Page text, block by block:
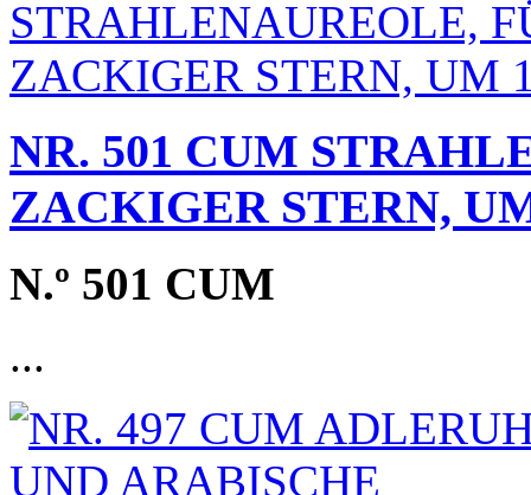
NR. 501 CUM
ZACKIGER STERN,
N.º 501 CUM
...